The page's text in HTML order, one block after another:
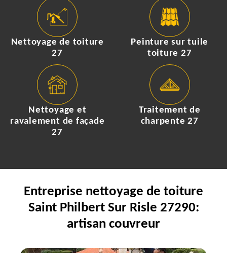
Nettoyage de toiture
27
Peinture sur tuile
toiture 27
Nettoyage et
ravalement de façade
27
Traitement de
charpente 27
Entreprise nettoyage de toiture
Saint Philbert Sur Risle 27290:
artisan couvreur